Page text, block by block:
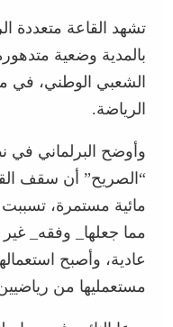
تشهد القاعة متعددة
بالمدية وضعية
الشعبي الوطني، في
الرياضة.
وأوضح البرلماني
“الصريح” أن سقف
مائية مستمرة،
مما جعلها_ وفقه_
عادية، وأصبح
مستعمليها من